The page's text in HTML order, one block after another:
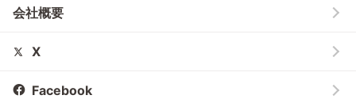
会社概要
X
Facebook